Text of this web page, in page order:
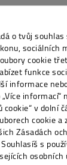
a nákresy
Fotografie a nákresy z
víte, jak na to.
Fotografie a nákresy z
klíčení semen.
o tvůj
sociálních
cookie
funkce
informace
informací“
cookie“ v dolní
cookie a
Zásadách
s
osobních